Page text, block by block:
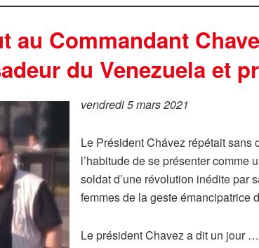
au Commandant
du Venezuela et
vendredi 5 mars 2021
Le Président Chávez répétait sans
l’habitude de se présenter comme
soldat d’une révolution inédite par
femmes de la geste émancipatrice
Le président Chavez a dit un jour